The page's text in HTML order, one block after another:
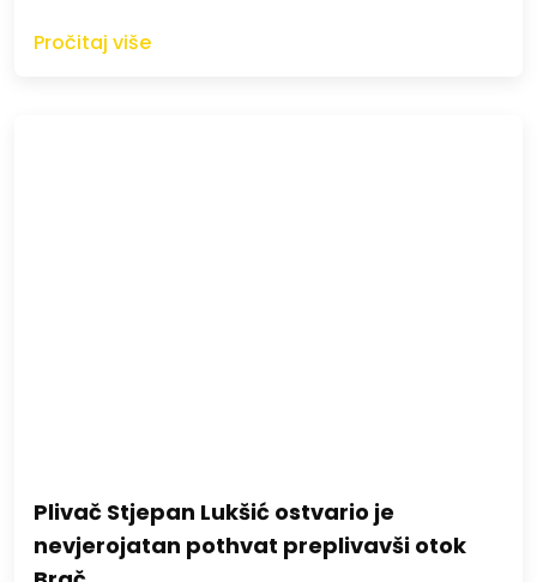
Pročitaj više
Plivač Stjepan Lukšić ostvario je
nevjerojatan pothvat preplivavši otok